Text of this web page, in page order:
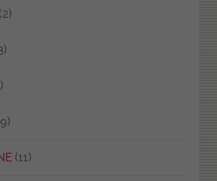
(11)